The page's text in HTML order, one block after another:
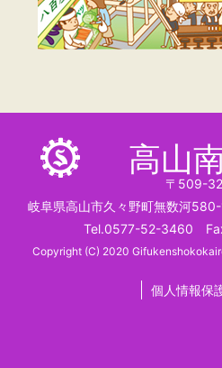
高山
〒509-
岐阜県高山市久々野町無数河
Tel.0577-52-3460
Copyright (C) 2020
個人情報保